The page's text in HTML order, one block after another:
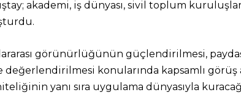
akademi, iş dünyası, sivil toplum
görünürlüğünün güçlendirilmesi, paydaş
konularında kapsamlı
yanı sıra uygulama dünyasıyla